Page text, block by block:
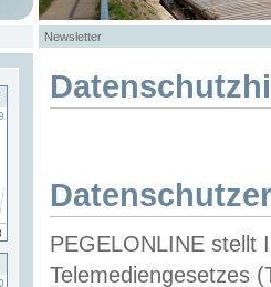
Newsletter
PEGELONLINE stellt
Telemediengesetzes